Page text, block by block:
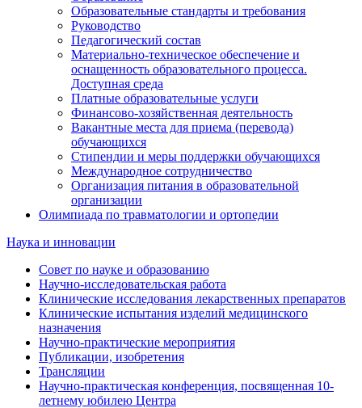
Образовательные стандарты и требования
Руководство
Педагогический состав
Материально-техническое обеспечение и
оснащенность образовательного процесса.
Доступная среда
Платные образовательные услуги
Финансово-хозяйственная деятельность
Вакантные места для приема (перевода)
обучающихся
Стипендии и меры поддержки обучающихся
Международное сотрудничество
Организация питания в образовательной
организации
Олимпиада по травматологии и ортопедии
Наука и инновации
Совет по науке и образованию
Научно-исследовательская работа
Клинические исследования лекарственных препаратов
Клинические испытания изделий медицинского
назначения
Научно-практические мероприятия
Публикации, изобретения
Трансляции
Научно-практическая конференция, посвященная 10-
летнему юбилею Центра